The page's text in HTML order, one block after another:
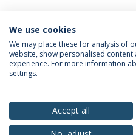
COORDENADORES
Política de Privacidade
We use cookies
We may place these for analysis of
website, show personalised
experience. For more information
settings.
Accept all